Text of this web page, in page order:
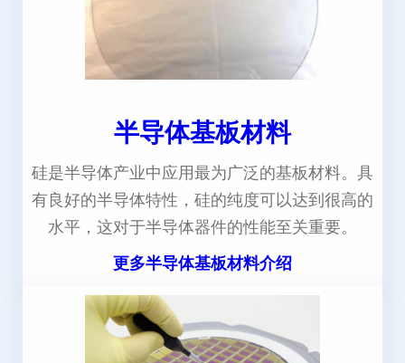
半导体基板材料
硅是半导体产业中应用最为广泛的基板材料。具
有良好的半导体特性，硅的纯度可以达到很高的
水平，这对于半导体器件的性能至关重要。
更多半导体基板材料介绍